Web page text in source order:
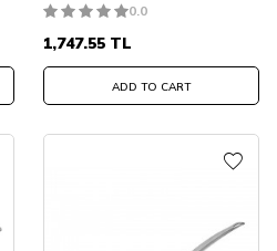
0.0
1,747.55 TL
ADD TO CART